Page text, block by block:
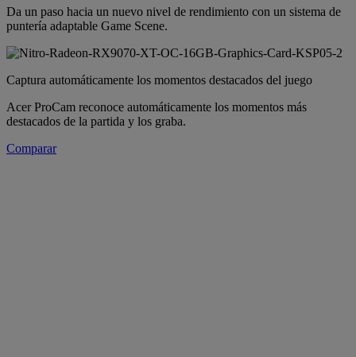
Da un paso hacia un nuevo nivel de rendimiento con un sistema de
puntería adaptable Game Scene.
Captura automáticamente los momentos destacados del juego
Acer ProCam reconoce automáticamente los momentos más
destacados de la partida y los graba.
Comparar